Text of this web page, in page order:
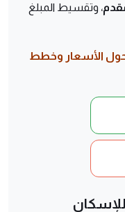
، وتقسيط المبلغ
حول الأسعار وخطط